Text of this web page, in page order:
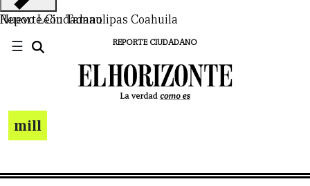
Nuevo LeónTamaulipas Coahuila
Reporte Ciudadano
☰ REPORTE CIUDADANO
mill